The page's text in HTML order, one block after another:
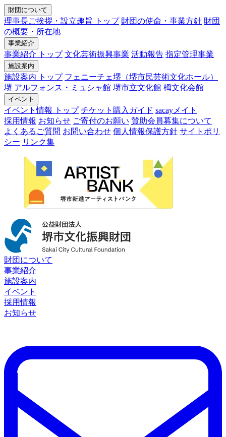
財団について
理事長ご挨拶・設立趣旨 トップ 財団の使命・事業方針 財団
の概要・所在地
事業紹介
事業紹介 トップ 文化芸術振興事業 活動報告 指定管理事業
施設案内
施設案内 トップ フェニーチェ堺（堺市民芸術文化ホール）
堺 アルフォンス・ミュシャ館 堺市立文化館 栂文化会館
イベント
イベント情報 トップ チケット購入ガイド sacayメイト
採用情報 お知らせ ご寄付のお願い 賛助会員募集について
よくあるご質問 お問い合わせ 個人情報保護方針 サイトポリ
シー リンク集
財団について
事業紹介
施設案内
イベント
採用情報
お知らせ